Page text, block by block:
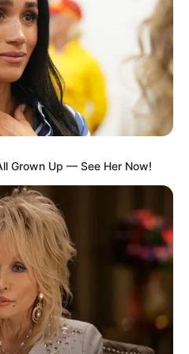
Grown Up — See Her Now!